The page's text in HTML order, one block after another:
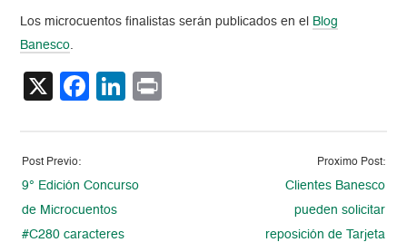
Los microcuentos finalistas serán publicados en el
Blog
Banesco.
X Facebook
LinkedIn
Post Previo:
9° Edición Concurso
de Microcuentos
#C280 caracteres
Proximo Post:
Clientes Banesco
pueden solicitar
reposición de Tarjeta